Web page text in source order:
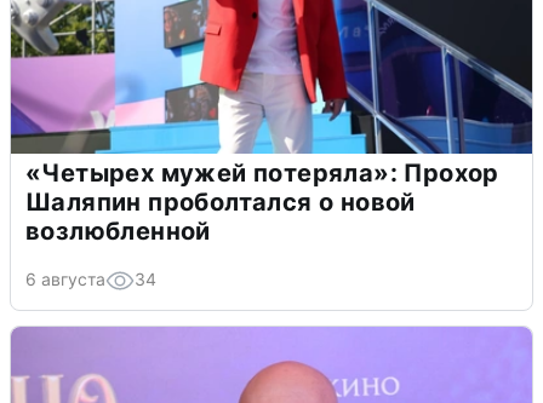
«Четырех мужей потеряла»: Прохор
Шаляпин проболтался о новой
возлюбленной
6 августа 34